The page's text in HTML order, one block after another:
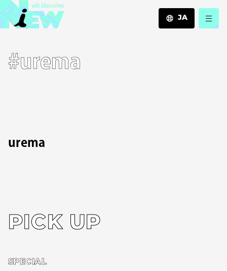
JA
#urema
urema
PICK UP
SPECIAL